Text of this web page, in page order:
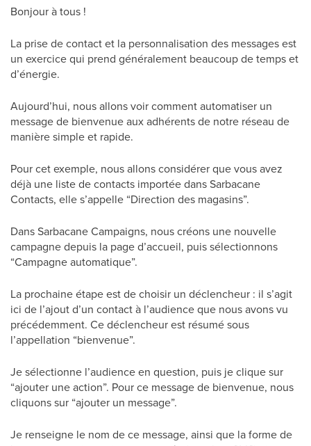
Bonjour à tous !
La prise de contact et la personnalisation des messages est
un exercice qui prend généralement beaucoup de temps et
d’énergie.
Aujourd’hui, nous allons voir comment automatiser un
message de bienvenue aux adhérents de notre réseau de
manière simple et rapide.
Pour cet exemple, nous allons considérer que vous avez
déjà une liste de contacts importée dans Sarbacane
Contacts, elle s’appelle “Direction des magasins”.
Dans Sarbacane Campaigns, nous créons une nouvelle
campagne depuis la page d’accueil, puis sélectionnons
“Campagne automatique”.
La prochaine étape est de choisir un déclencheur : il s’agit
ici de l’ajout d’un contact à l’audience que nous avons vu
précédemment. Ce déclencheur est résumé sous
l’appellation “bienvenue”.
Je sélectionne l’audience en question, puis je clique sur
“ajouter une action”. Pour ce message de bienvenue, nous
cliquons sur “ajouter un message”.
Je renseigne le nom de ce message, ainsi que la forme de